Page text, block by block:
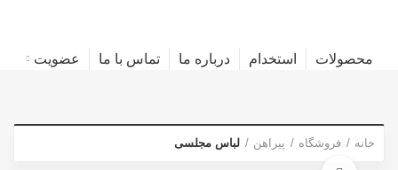
محصولات استخدام درباره ما تماس با ما عضویت
خانه فروشگاه پیراهن لباس مجلسی